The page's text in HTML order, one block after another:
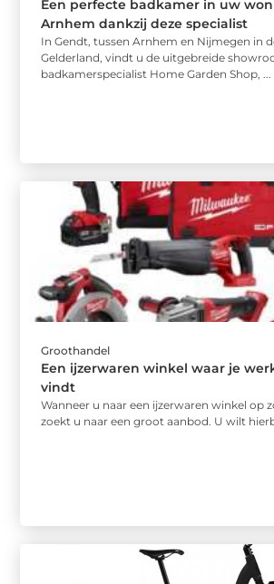
Een perfecte badkamer in uw
Arnhem dankzij deze specialist
In Gendt, tussen Arnhem en Nijmegen in
Gelderland, vindt u de uitgebreide
badkamerspecialist Home Garden Shop, ...
Groothandel
Een ijzerwaren winkel waar je
vindt
Wanneer u naar een ijzerwaren winkel op
zoekt u naar een groot aanbod. U wilt